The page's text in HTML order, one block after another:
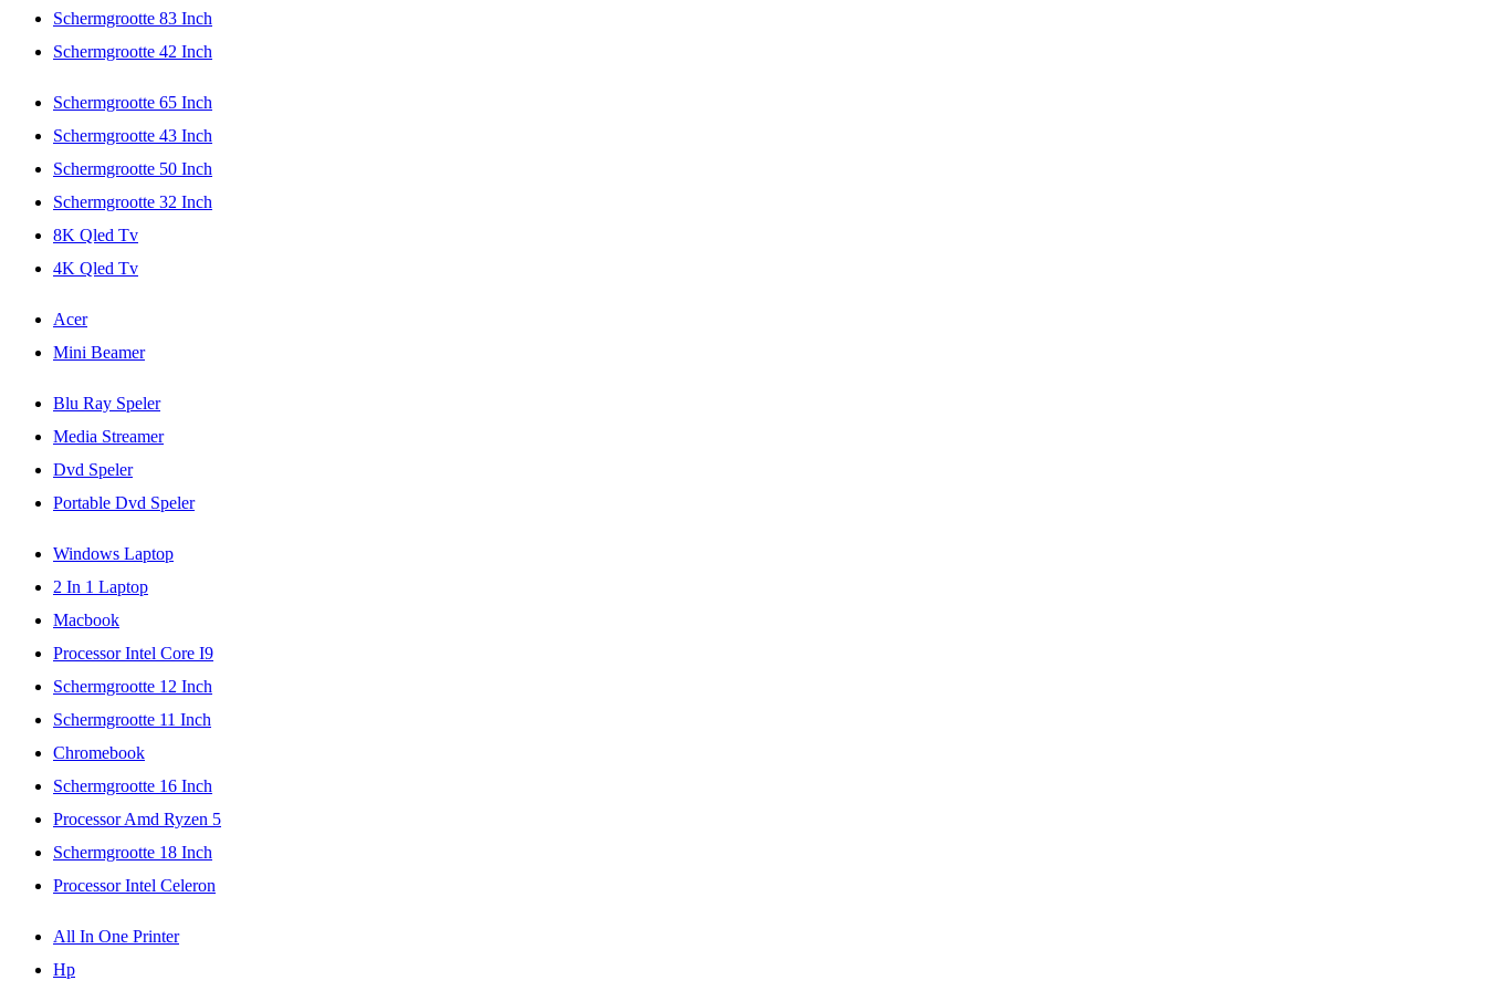
Schermgrootte 83 Inch
Schermgrootte 42 Inch
Schermgrootte 65 Inch
Schermgrootte 43 Inch
Schermgrootte 50 Inch
Schermgrootte 32 Inch
8K Qled Tv
4K Qled Tv
Acer
Mini Beamer
Blu Ray Speler
Media Streamer
Dvd Speler
Portable Dvd Speler
Windows Laptop
2 In 1 Laptop
Macbook
Processor Intel Core I9
Schermgrootte 12 Inch
Schermgrootte 11 Inch
Chromebook
Schermgrootte 16 Inch
Processor Amd Ryzen 5
Schermgrootte 18 Inch
Processor Intel Celeron
All In One Printer
Hp